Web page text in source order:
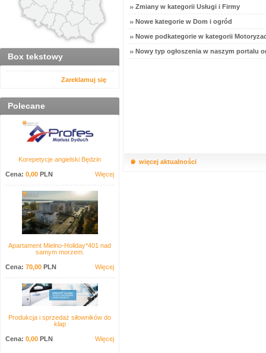
Box tekstowy
Zareklamuj się
Polecane
Korepetycje angielski Będzin
Cena: 0,00 PLN Więcej
Apartament Mielno-Holiday*401 nad
samym morzem.
Cena: 70,00 PLN Więcej
Produkcja i sprzedaż siłowników do
klap
Cena: 0,00 PLN Więcej
Zmiany w kategorii Usługi i Firmy
Nowe kategorie w Dom i ogród
Nowe podkategorie w kategorii
Nowy typ ogłoszenia w naszym portalu
więcej aktualności